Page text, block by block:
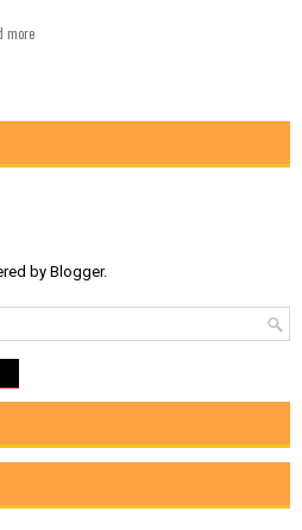
more
byBlogger.